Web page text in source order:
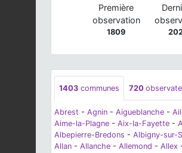
Première
observation
1809
1403 communes 720
Abrest - Agnin - Aigueblanche -
Aime-la-Plagne - Aix-la-Fayette -
Albepierre-Bredons - Albigny-sur-
Allan - Allanche - Allemond - Allex